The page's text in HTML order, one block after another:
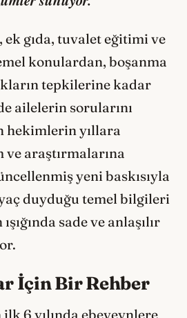
ek gıda, tuvalet eğitimi ve
konulardan, boşanma
tepkilerine kadar
ailelerin sorularını
hekimlerin yıllara
araştırmalarına
yeni baskısıyla
duyduğu temel bilgileri
sade ve anlaşılır
İçin Bir Rehber
6 yılında ebeveynlere